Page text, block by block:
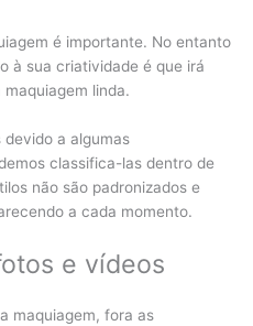
é importante. No entanto
à sua criatividade é que irá
linda.
devido a algumas
classifica-las dentro de
não são padronizados e
a cada momento.
e vídeos
maquiagem, fora as